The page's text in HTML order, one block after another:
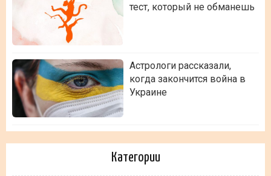
тест, который не обманешь
Астрологи рассказали,
когда закончится война в
Украине
Категории